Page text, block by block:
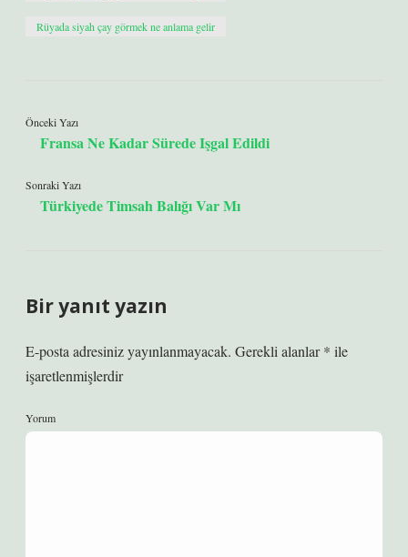
Rüyada siyah çay görmek ne anlama gelir
Önceki Yazı
Fransa Ne Kadar Sürede Işgal Edildi
Sonraki Yazı
Türkiyede Timsah Balığı Var Mı
Bir yanıt yazın
E-posta adresiniz yayınlanmayacak. Gerekli alanlar* ile
işaretlenmişlerdir
Yorum